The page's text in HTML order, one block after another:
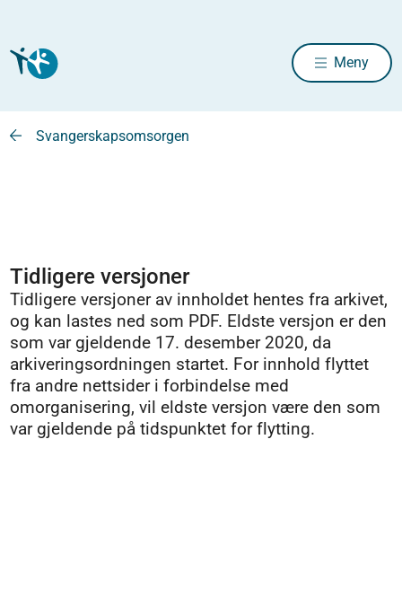
Meny
Svangerskapsomsorgen
Tidligere versjoner
Tidligere versjoner av innholdet hentes fra arkivet,
og kan lastes ned som PDF. Eldste versjon er den
som var gjeldende 17. desember 2020, da
arkiveringsordningen startet. For innhold flyttet
fra andre nettsider i forbindelse med
omorganisering, vil eldste versjon være den som
var gjeldende på tidspunktet for flytting.